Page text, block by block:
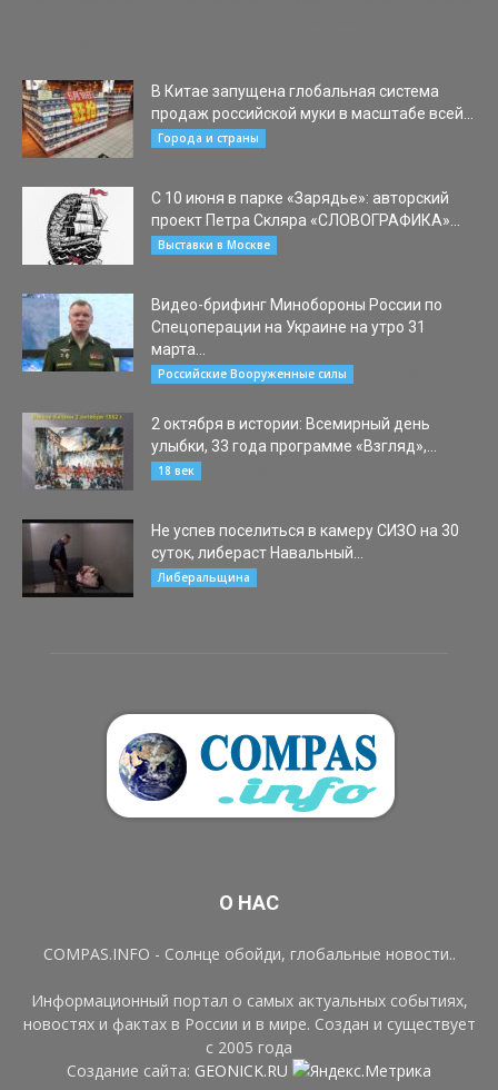
В Китае запущена глобальная система
продаж российской муки в масштабе всей...
Города и страны
С 10 июня в парке «Зарядье»: авторский
проект Петра Скляра «СЛОВОГРАФИКА»...
Выставки в Москве
Видео-брифинг Минобороны России по
Спецоперации на Украине на утро 31
марта...
Российские Вооруженные силы
2 октября в истории: Всемирный день
улыбки, 33 года программе «Взгляд»,...
18 век
Не успев поселиться в камеру СИЗО на 30
суток, либераст Навальный...
Либеральщина
О НАС
COMPAS.INFO - Солнце обойди, глобальные новости..
Информационный портал о самых актуальных событиях,
новостях и фактах в России и в мире. Создан и существует
с 2005 года
Создание сайта: GEONICK.RU